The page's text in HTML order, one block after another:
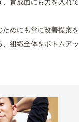
育成面にも力を入れて
めにも常に改善提案を
組織全体をボトムアッ